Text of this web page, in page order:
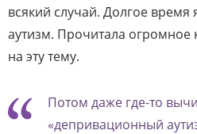
всякий случай. Долгое время
аутизм. Прочитала огромное
на эту тему.
Потом даже где-то
«депривационный